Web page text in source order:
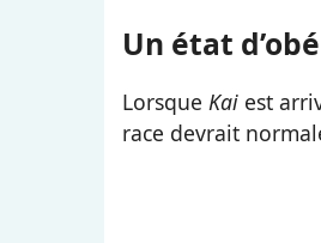
Un état
Lorsque Kai est
race devrait